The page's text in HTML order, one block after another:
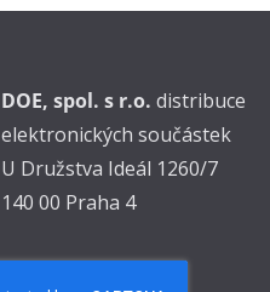
DOE, spol. s r.o. distribuce
elektronických součástek
U Družstva Ideál 1260/7
140 00 Praha 4